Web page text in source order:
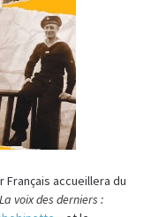
Français accueillera du
La voix des derniers :